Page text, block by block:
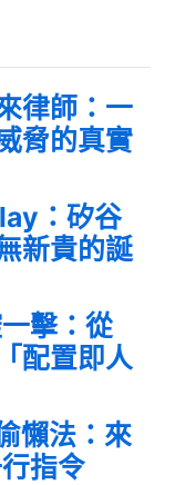
律師：一
脅的真實
：矽谷
新貴的誕
擊：從
配置即人
懶法：來
指令